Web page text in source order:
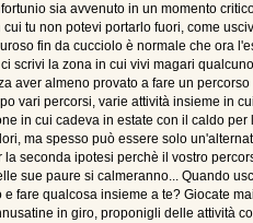
sia avvenuto in un momento
tu non potevi portarlo fuori, come
fin da cucciolo è normale che ora
scrivi la zona in cui vivi magari
aver almeno provato a fare un
vari percorsi, varie attività insieme in
in cui cadeva in estate con il caldo
ma spesso può essere solo
seconda ipotesi perchè il vostro
sue paure si calmeranno... Quando
fare qualcosa insieme a te? Giocate
in giro, proponigli delle attività